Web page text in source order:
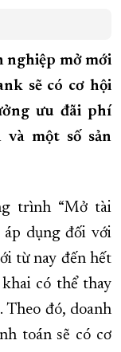
TỈNH KHÁNH HÒA
PHỐ TRỰC THUỘC
nghiệp mở mới
sẽ có cơ hội
ưu đãi phí
một số sản
trình “Mở tài
áp dụng đối với
từ nay đến hết
có thể thay
Theo đó, doanh
toán sẽ có cơ